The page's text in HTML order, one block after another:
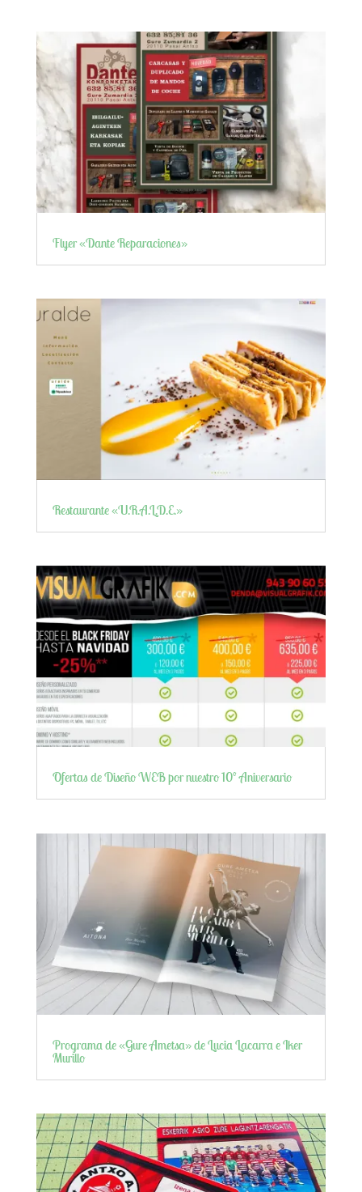
Flyer «Dante Reparaciones»
Restaurante «U.R.A.L.D.E.»
Ofertas de Diseño WEB por nuestro 10º Aniversario
Programa de «Gure Ametsa» de Lucia Lacarra e Iker
Murillo